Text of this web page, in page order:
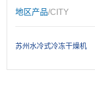
地区产品/CITY
苏州水冷式冷冻干燥机